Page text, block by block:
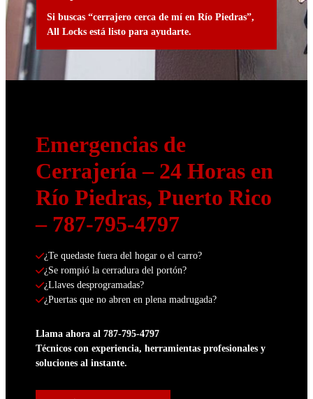
Si buscas “cerrajero cerca de mí en Río Piedras”,
All Locks está listo para ayudarte.
Emergencias de
Cerrajería – 24 Horas en
Río Piedras, Puerto Rico
– 787-795-4797
¿Te quedaste fuera del hogar o el carro?
¿Se rompió la cerradura del portón?
¿Llaves desprogramadas?
¿Puertas que no abren en plena madrugada?
Llama ahora al 787-795-4797
Técnicos con experiencia, herramientas profesionales y
soluciones al instante.